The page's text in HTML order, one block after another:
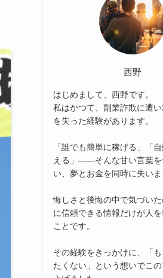
西野
はじめまして、西野です。
私はかつて、副業詐欺に遭
を失った経験があります。
「誰でも簡単に稼げる」「
える」――そんな甘い言葉を
い、夢とお金を同時に失いま
悔しさと後悔の中で気づいた
に信頼できる情報だけが人を
ことです。
その経験をきっかけに、「
たくない」という想いでこ